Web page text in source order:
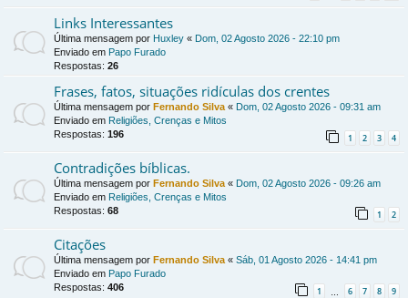
Links Interessantes
Última mensagem por Huxley « Dom, 02 Agosto 2026 - 22:10 pm
Enviado em Papo Furado
Respostas: 26
Frases, fatos, situações ridículas dos crentes
Última mensagem por Fernando Silva « Dom, 02 Agosto 2026 - 09:31 am
Enviado em Religiões, Crenças e Mitos
Respostas: 196 1 2 3 4
Contradições bíblicas.
Última mensagem por Fernando Silva « Dom, 02 Agosto 2026 - 09:26 am
Enviado em Religiões, Crenças e Mitos
Respostas: 68 1 2
Citações
Última mensagem por Fernando Silva « Sáb, 01 Agosto 2026 - 14:41 pm
Enviado em Papo Furado
Respostas: 406 1 6 7 8 9